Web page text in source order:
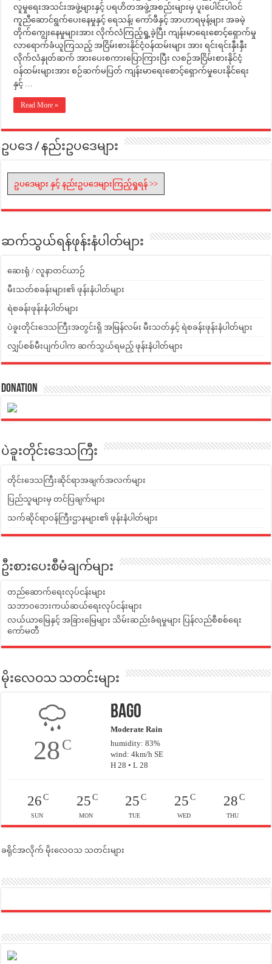
လူမှုရေးအသင်းအဖွဲ့များနှင့် ပရဟိတအဖွဲ့အစည်းများမှ ပူးပေါင်းပါဝင်
ကူညီဆောင်ရွက်ပေးနေမှုနှင့် ရေသန့်၊ ကော်ဖီနှင့် အာဟာရမုန့်များ အခမဲ့
တိုက်ကျွေးနေမှုများအား လိုက်လံကြည့်ရှု့ခဲ့ပြီး ကျန်းမာရေးစောင့်ရှောက်မှု
လာရောက်ခံယူကြသည့် အငြိမ်းစားနိုင်ငံ့ဝန်ထမ်းများ အား ရင်းရင်းနှီးနှီး
လိုက်လံနှုတ်ဆက် အားပေးစကားပြောကြားပြီး လစဉ်အငြိမ်းစားနိုင်ငံ့
ဝန်ထမ်းများအား စဉ်ဆက်မပြတ် ကျန်းမာရေးစောင့်ရှောက်မှုပေးနိုင်ရေး
နှင့် …
Read More »
ဥပဒေ / နည်းဥပဒေများ
ဥပဒေများ နှင့် နည်းဥပဒေများကြည့်ရှုရန် >>
ဆက်သွယ်ရန်ဖုန်းနံပါတ်များ
ဆေးရုံ / လူနာတင်ယာဉ်
မီးသတ်စခန်းများ၏ ဖုန်းနံပါတ်များ
ရဲစခန်းဖုန်းနံပါတ်များ
ပဲခူးတိုင်းဒေသကြီးအတွင်းရှိ အမြန်လမ်း မီးသတ်နှင့် ရဲစခန်းဖုန်းနံပါတ်များ
လျှပ်စစ်မီးပျက်ပါက ဆက်သွယ်ရမည့် ဖုန်းနံပါတ်များ
Donation
ပဲခူးတိုင်းဒေသကြီး
တိုင်းဒေသကြီးဆိုင်ရာအချက်အလက်များ
ပြည်သူများမှ တင်ပြချက်များ
သက်ဆိုင်ရာဝန်ကြီးဌာနများ၏ ဖုန်းနံပါတ်များ
ဦးစားပေးစီမံချက်များ
တည်ဆောက်ရေးလုပ်ငန်းများ
သဘာဝဘေးကယ်ဆယ်ရေးလုပ်ငန်းများ
လယ်ယာမြေနှင့် အခြားမြေများ သိမ်းဆည်းခံရမှုများ ပြန်လည်စီစစ်ရေး
ကော်မတီ
မိုးလေဝသ သတင်းများ
28C
Bago
Moderate Rain
humidity: 83%
wind: 4km/h SE
H 28 • L 28
26C
SUN
25C
MON
25 C
TUE
25C
WED
28C
THU
ခရိုင်အလိုက် မိုးလေဝသ သတင်းများ